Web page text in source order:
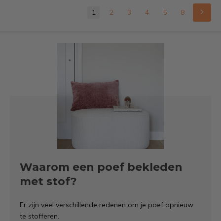
1 2 3 4 5 8
Waarom een poef bekleden
met stof?
Er zijn veel verschillende redenen om je poef opnieuw
te stofferen.